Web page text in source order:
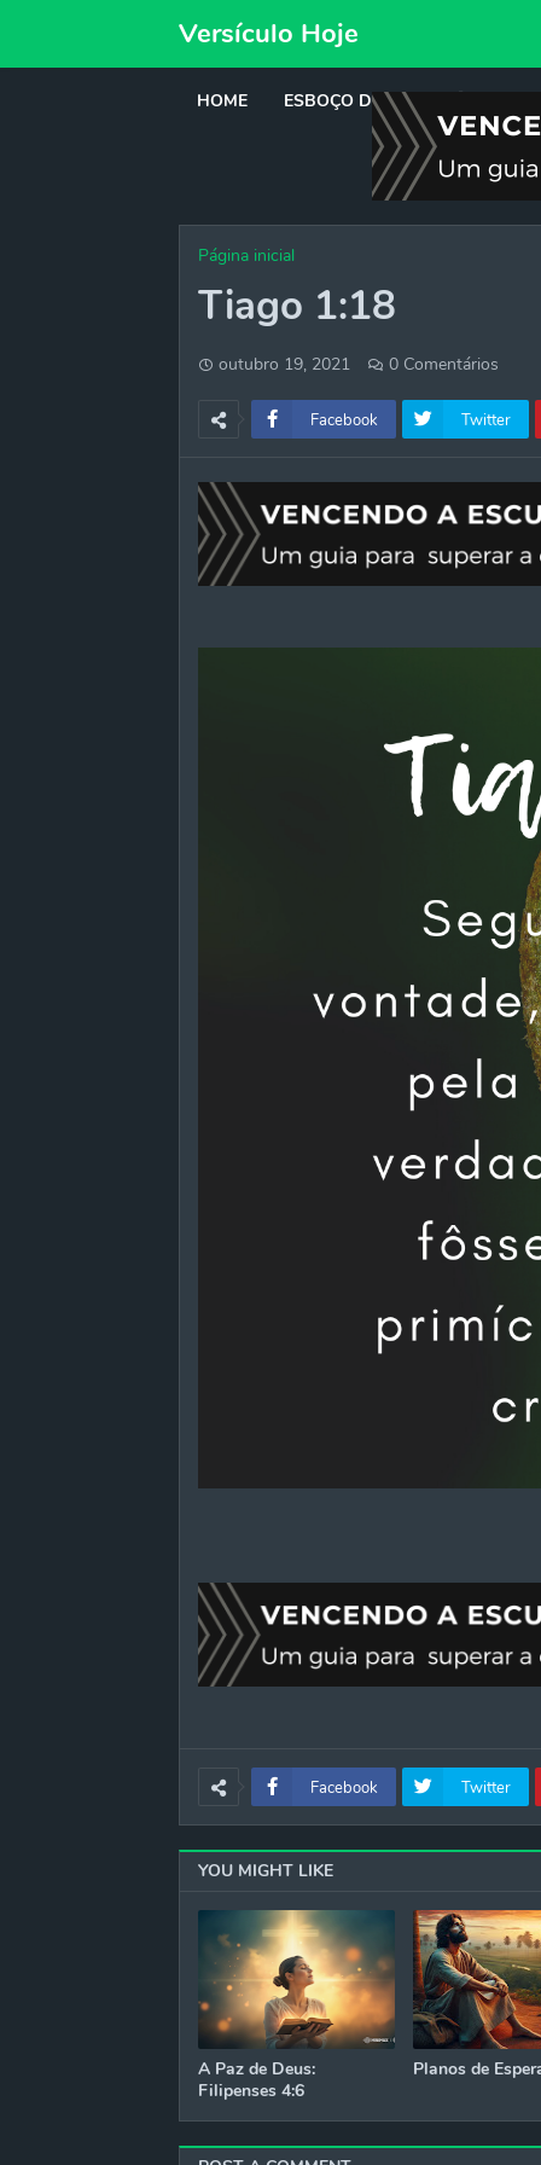
Versículo Hoje
HOME ESBOÇO DE PREGAÇÃO
Página inicial
Tiago 1:18
outubro 19, 2021 0 Comentários
Facebook Twitter
Facebook Twitter
YOU MIGHT LIKE
A Paz de Deus:
Filipenses 4:6
Planos de